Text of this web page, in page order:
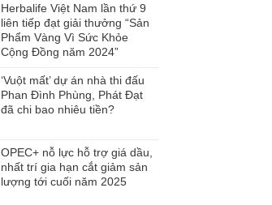
Herbalife Việt Nam lần thứ 9
liên tiếp đạt giải thưởng “Sản
Phẩm Vàng Vì Sức Khỏe
Cộng Đồng năm 2024”
‘Vuột mất’ dự án nhà thi đấu
Phan Đình Phùng, Phát Đạt
đã chi bao nhiêu tiền?
OPEC+ nỗ lực hỗ trợ giá dầu,
nhất trí gia hạn cắt giảm sản
lượng tới cuối năm 2025